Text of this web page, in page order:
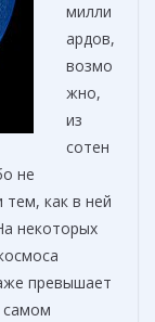
милли
ардов,
возмо
жно,
из
сотен
не
как в ней
некоторых
превышает
самом